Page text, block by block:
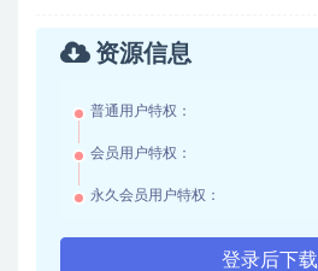
资源信息
普通用户特权：
会员用户特权：
永久会员用户特权：
登录后下载